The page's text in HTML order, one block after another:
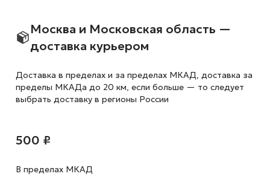
Москва и Московская область —
доставка курьером
Доставка в пределах и за пределах МКАД, доставка за
пределы МКАДа до 20 км, если больше — то следует
выбрать доставку в регионы России
500 ₽
В пределах МКАД